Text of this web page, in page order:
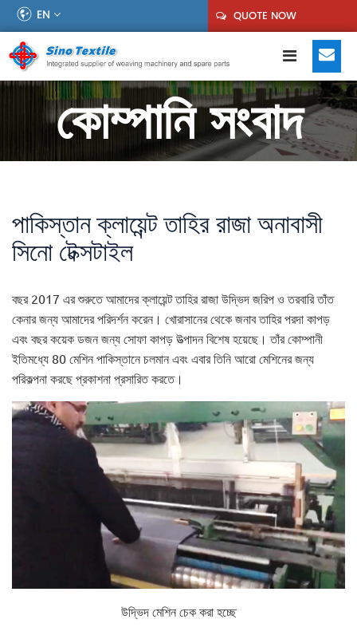
EN QUOTE NOW
কোম্পানি সংবাদ
পাকিস্তান ক্লায়েন্ট তাহির রাজা অনাবাসী
সিনো টেক্সটাইল
বছর 2017 এর শুরুতে আমাদের ক্লায়েন্ট তাহির রাজা উদ্ভিদ জরিপ ও তরবারি তাঁত
কেনার জন্য আমাদের পরিদর্শন করেন। খোরাসানের থেকে জনাব তাহির পরদা কাপড়
এবং বছর কয়েক ডজন জন্য সোফা কাপড় উত্পাদন বিশেষ হয়েছে। তাঁর কোম্পানী
ইতিমধ্যে 80 মেশিন পাকিস্তানে চলমান এবং এবার তিনি আরো মেশিনের জন্য
পরিকল্পনা করছে প্রকাশনা প্রসারিত করতে।
উদ্ভিদ মেশিন চেক করা হচ্ছে